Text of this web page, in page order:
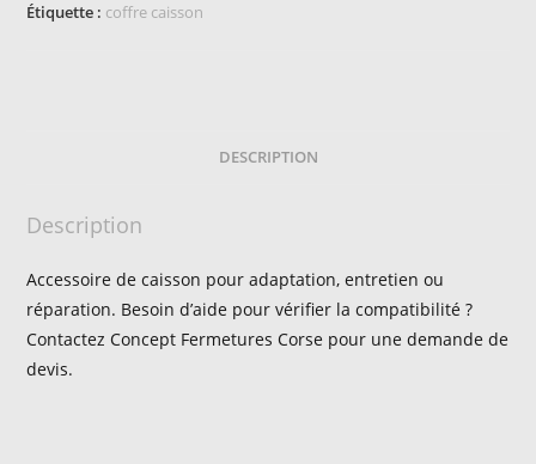
Étiquette : coffre caisson
DESCRIPTION
Description
Accessoire de caisson pour adaptation, entretien ou
réparation. Besoin d’aide pour vérifier la compatibilité ?
Contactez Concept Fermetures Corse pour une demande de
devis.